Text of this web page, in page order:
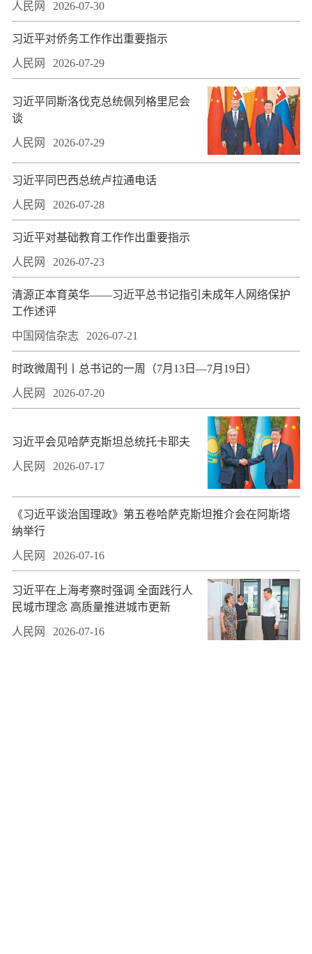
人民网 2026-07-30
习近平对侨务工作作出重要指示
人民网 2026-07-29
习近平同斯洛伐克总统佩列格里尼会
谈
人民网 2026-07-29
习近平同巴西总统卢拉通电话
人民网 2026-07-28
习近平对基础教育工作作出重要指示
人民网 2026-07-23
​清源正本育英华——习近平总书记指引未成年人网络保护
工作述评
中国网信杂志 2026-07-21
时政微周刊丨总书记的一周（7月13日—7月19日）
人民网 2026-07-20
习近平会见哈萨克斯坦总统托卡耶夫
人民网 2026-07-17
​《习近平谈治国理政》第五卷哈萨克斯坦推介会在阿斯塔
纳举行
人民网 2026-07-16
习近平在上海考察时强调 全面践行人
民城市理念 高质量推进城市更新
人民网 2026-07-16